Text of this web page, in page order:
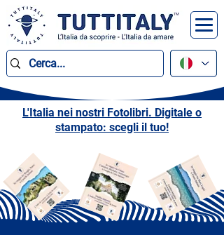
L'Italia nei nostri Fotolibri. Digitale o
stampato: scegli il tuo!